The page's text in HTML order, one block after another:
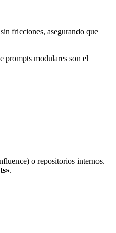
fricciones, asegurando que
prompts modulares son el
o repositorios internos.
.